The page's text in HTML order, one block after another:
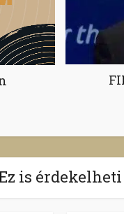
is érdekelheti